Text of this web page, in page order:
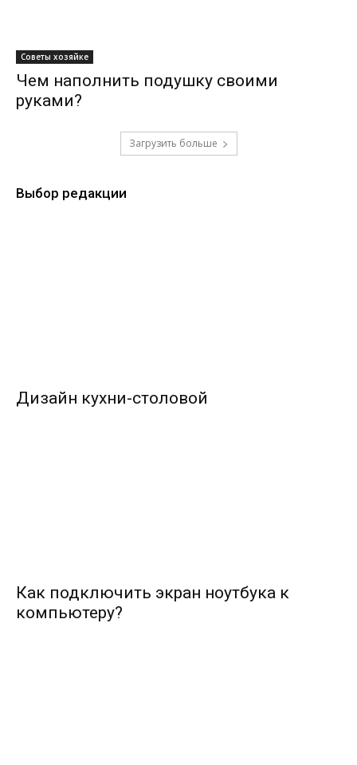
Советы хозяйке
Чем наполнить подушку своими
руками?
Загрузить больше
Выбор редакции
Дизайн кухни-столовой
Как подключить экран ноутбука к
компьютеру?